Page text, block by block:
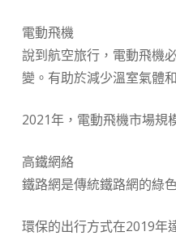
電動飛機
說到航空旅行，電動飛機
變。有助於減少溫室氣體
2021年，電動飛機市場規
高鐵網絡
鐵路網是傳統鐵路網的綠
環保的出行方式在2019年